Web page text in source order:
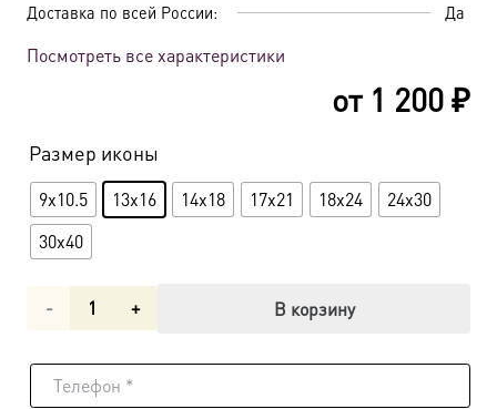
Доставка по всей России: Да
Посмотреть все характеристики
от 1 200₽
Размер иконы
9x10.5 13x16 14x18 17x21 18x24
24x30
30x40
Количество
Икона
В корзину